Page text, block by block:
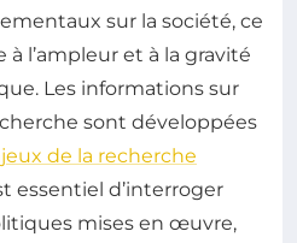
sur la société, ce
l’ampleur et à la gravité
Les informations sur
sont développées
de la recherche
essentiel d’interroger
mises en œuvre,